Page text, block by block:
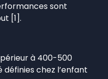
sont
[1].
à 400-500
chez l’enfant